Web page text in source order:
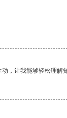
，让我能够轻松理解